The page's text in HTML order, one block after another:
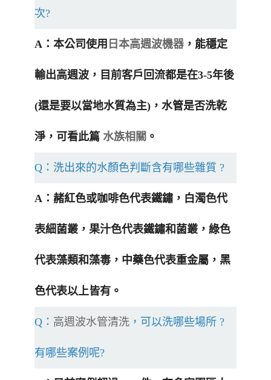
次?
A：本公司使用 日本高週波機器 ，能穩定
輸出高週波，目前客戶回流都是在3-5年後
(還是要以當地水質為主)，水管是否洗乾
淨，可看此篇 水族相關 。
Q：洗出來的水顏色判斷含有哪些雜質 ?
A：赭紅色或咖啡色代表鐵鏽，白濁色代
表細菌叢，果汁色代表鐵鏽和菌叢，綠色
代表藻類和藻毒，中藥色代表重金屬，黑
色代表以上皆有。
Q： 高週波水管清洗 ，可以洗哪些場所 ?
有哪些案例呢?